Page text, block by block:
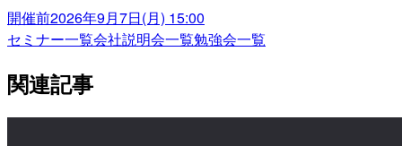
開催前2026年9月7日(月) 15:00
セミナー一覧会社説明会一覧勉強会一覧
関連記事